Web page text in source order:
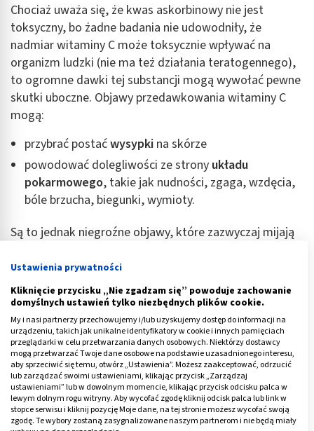
Chociaż uważa się, że kwas askorbinowy nie jest
toksyczny, bo żadne badania nie udowodniły, że
nadmiar witaminy C może toksycznie wpływać na
organizm ludzki (nie ma też działania teratogennego),
to ogromne dawki tej substancji mogą wywołać pewne
skutki uboczne. Objawy przedawkowania witaminy C
mogą:
przybrać postaćwysypki na skórze
powodować dolegliwości ze strony układu
pokarmowego, takie jak nudności, zgaga, wzdęcia,
bóle brzucha, biegunki, wymioty.
Są to jednak niegroźne objawy, które zazwyczaj mijają
Reklama
Ustawienia prywatności
Kliknięcie przycisku „Nie zgadzam się” powoduje zachowanie
domyślnych ustawień tylko niezbędnych plików cookie.
My i nasi partnerzy przechowujemy i/lub uzyskujemy dostęp do informacji na
urządzeniu, takich jak unikalne identyfikatory w cookie i innych pamięciach
przeglądarki w celu przetwarzania danych osobowych. Niektórzy dostawcy
mogą przetwarzać Twoje dane osobowe na podstawie uzasadnionego interesu,
aby sprzeciwić się temu, otwórz „Ustawienia”. Możesz zaakceptować, odrzucić
lub zarządzać swoimi ustawieniami, klikając przycisk „Zarządzaj
ustawieniami” lub w dowolnym momencie, klikając przycisk odcisku palca w
lewym dolnym rogu witryny. Aby wycofać zgodę kliknij odcisk palca lub link w
stopce serwisu i kliknij pozycję Moje dane, na tej stronie możesz wycofać swoją
zgodę. Te wybory zostaną zasygnalizowane naszym partnerom i nie będą miały